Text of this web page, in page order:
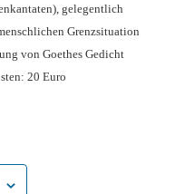
gelegentlich
Grenzsituation
von Goethes Gedicht
20 Euro